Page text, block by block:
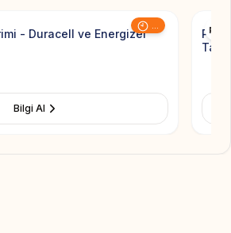
...
- Duracell ve Energizer
Bilgi Al